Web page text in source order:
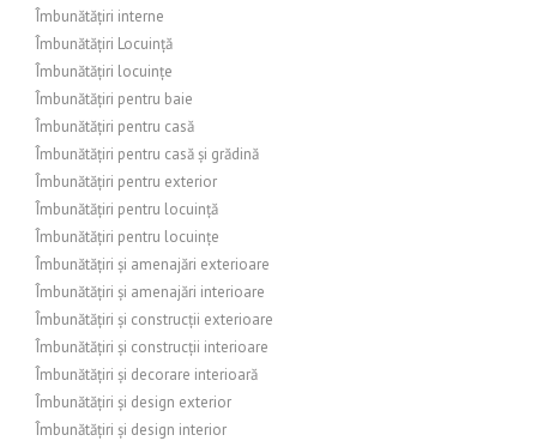
Îmbunătățiri interne
Îmbunătățiri Locuință
Îmbunătățiri locuințe
Îmbunătățiri pentru baie
Îmbunătățiri pentru casă
Îmbunătățiri pentru casă și grădină
Îmbunătățiri pentru exterior
Îmbunătățiri pentru locuință
Îmbunătățiri pentru locuințe
Îmbunătățiri și amenajări exterioare
Îmbunătățiri și amenajări interioare
Îmbunătățiri și construcții exterioare
Îmbunătățiri și construcții interioare
Îmbunătățiri și decorare interioară
Îmbunătățiri și design exterior
Îmbunătățiri și design interior